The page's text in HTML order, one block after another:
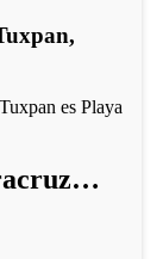
es Playa